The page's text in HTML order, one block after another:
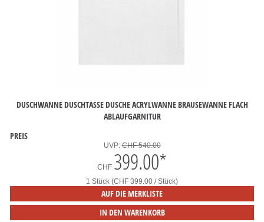
DUSCHWANNE DUSCHTASSE DUSCHE ACRYLWANNE BRAUSEWANNE FLACH
ABLAUFGARNITUR
PREIS
UVP:CHF 540.00
CHF 399.00*
1 Stück (CHF 399.00 / Stück)
AUF DIE MERKLISTE
IN DEN WARENKORB